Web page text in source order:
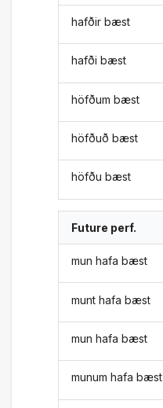
hafðir bæst
hafði bæst
höfðum bæst
höfðuð bæst
höfðu bæst
Future perf.
mun hafa bæst
munt hafa bæst
mun hafa bæst
munum hafa bæst